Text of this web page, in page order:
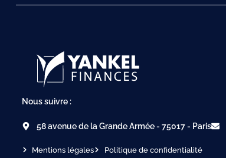
Nous suivre :
58 avenue de la Grande Armée - 75017 - Paris
Mentions légales Politique de confidentialité